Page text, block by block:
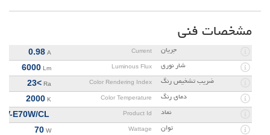
مشخصات فنی
جریان Current
A
0.98
شار نوری Luminous Flux
Lm
6000
ضریب تشخیص رنگ Color Rendering Index
Ra
>23
دمای رنگ Color Temperature
K
2000
نماد Product Id
E70W/CL
توان Wattage
W
70